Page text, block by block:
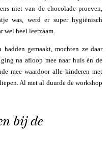
niet van de chocolade proeven,
was, werd er super hygiënisch
wel heel leerzaam.
gemaakt, mochten ze daar
na afloop mee naar huis én de
mee waardoor alle kinderen met
Al met al duurde de workshop
bij de